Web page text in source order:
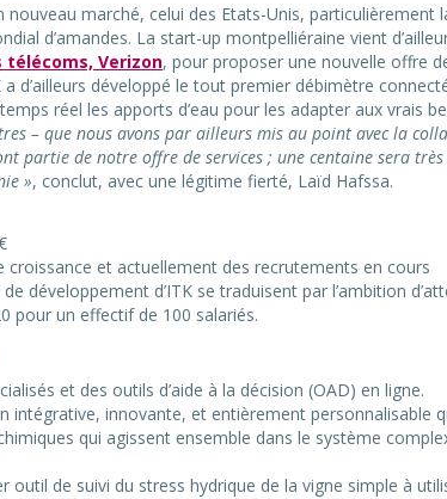
nouveau marché, celui des Etats-Unis, particulièrement
d’amandes. La start-up montpelliéraine vient
Verizon, pour proposer une nouvelle offre
d’ailleurs développé le tout premier débimètre
réel les apports d’eau pour les adapter aux vrais
– que nous avons par ailleurs mis au point avec la
partie de notre offre de services ; une centaine sera
», conclut, avec une légitime fierté, Laïd Hafssa.
croissance et actuellement des recrutements en cours
développement d’ITK se traduisent par l’ambition
pour un effectif de 100 salariés.
et des outils d’aide à la décision (OAD) en ligne.
intégrative, innovante, et entièrement personnalisable
qui agissent ensemble dans le système
outil de suivi du stress hydrique de la vigne simple à